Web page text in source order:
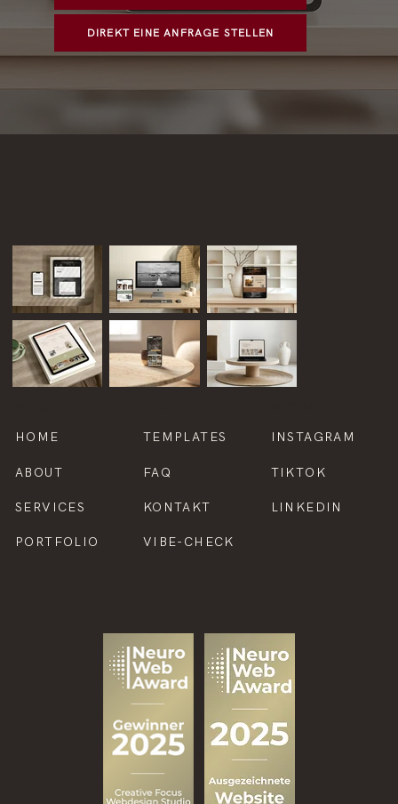
DIREKT EINE ANFRAGE STELLEN
HOME
ABOUT
SERVICES
PORTFOLIO
TEMPLATES
FAQ
KONTAKT
VIBE-CHECK
INSTAGRAM
TIKTOK
LINKEDIN